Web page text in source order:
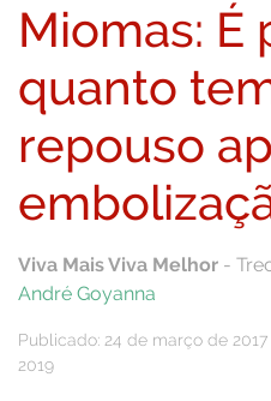
Miomas: É
quanto
repouso
Viva Mais Viva Melhor -
André Goyanna
Publicado: 24 de março de
2019